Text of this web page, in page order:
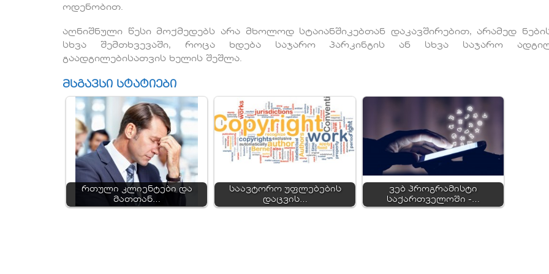
ოდენობით.
აღნიშნული წესი მოქმედებს არა მხოლოდ სტაიანშიკებთან დაკავშირებით, არამედ
სხვა შემთხვევაში, როცა ხდება საჯარო პარკინგის ან სხვა საჯარო
გაადგილებისათვის ხელის შეშლა.
მსგავსი სტატიები
რთული კლიენტები და
მათთან…
საავტორო უფლებების
დაცვის…
ვებ პროგრამისტი
საქართველოში -…